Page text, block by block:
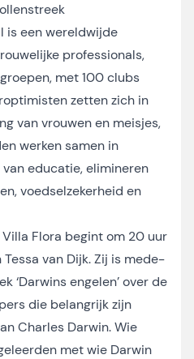
is een wereldwijde
professionals,
met 100 clubs
zetten zich in
van vrouwen en meisjes,
werken samen in
educatie, elimineren
voedselzekerheid en
Flora begint om 20 uur
van Dijk. Zij is mede-
‘Darwins engelen’ over de
die belangrijk zijn
Charles Darwin. Wie
met wie Darwin